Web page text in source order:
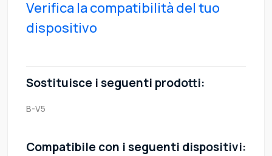
Verifica la compatibilità del tuo
dispositivo
Sostituisce i seguenti prodotti:
B-V5
Compatibile con i seguenti dispositivi: